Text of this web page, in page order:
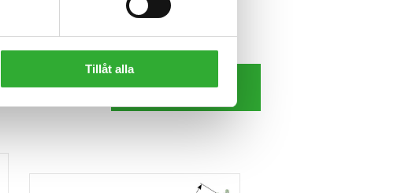
Tillåt alla
LADDA NER MANUALEN